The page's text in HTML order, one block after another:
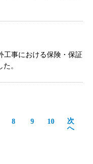
工事における保険・保証
。
8 9 10
次
へ